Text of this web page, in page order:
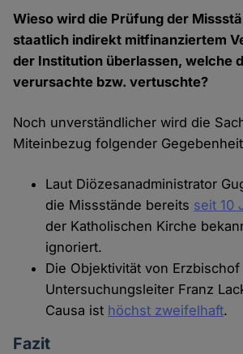
Wieso wird die Prüfung der
staatlich indirekt mitfinanziertem
der Institution überlassen, welche
verursachte bzw. vertuschte?
Noch unverständlicher wird die
Miteinbezug folgender
Laut Diözesanadministrator
die Missstände bereits seit 10
der Katholischen Kirche
ignoriert.
Die Objektivität von Erzbischof
Untersuchungsleiter Franz
Causa ist höchst zweifelhaft.
Fazit